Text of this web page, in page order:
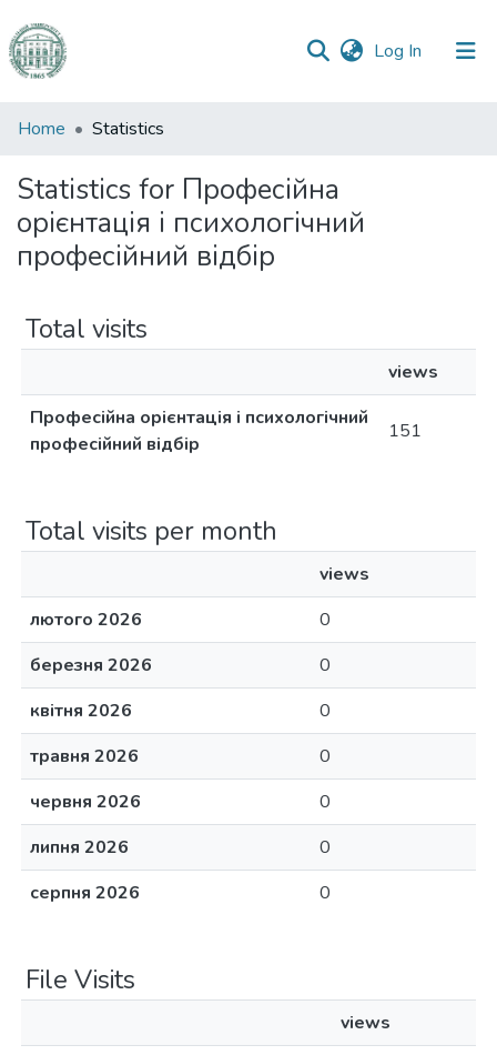
Log In (current)
Communities
Collections
All of DSpace
Home Statistics
Statistics for Професійна
орієнтація і психологічний
професійний відбір
Total visits
views
Професійна орієнтація і психологічний
професійний відбір
151
Total visits per month
views
лютого 2026
0
березня 2026
0
квітня 2026
0
травня 2026
0
червня 2026
0
липня 2026
0
серпня 2026
0
File Visits
views